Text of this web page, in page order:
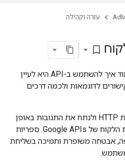
עזרה וקהילה
bookmark_border
לפעמים, הדרך הכי קלה ללמוד איך להשתמש ב-API היא לעיין
לדוגמאות ולכמה דרכים
עם זאת, במקום ליצור בקשות HTTP ולנתח את התגובות באופן
ידני, כדאי להשתמש בספריות הלקוח של Google APIs. ספריות
אבטחה משופרת ותמיכה בשליחת